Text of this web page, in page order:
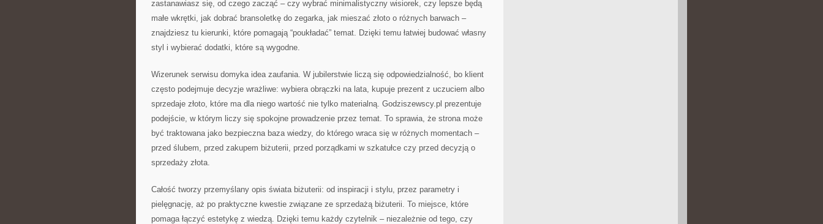
zastanawiasz się, od czego zacząć – czy wybrać minimalistyczny wisiorek, czy lepsze będą
małe wkrętki, jak dobrać bransoletkę do zegarka, jak mieszać złoto o różnych barwach –
znajdziesz tu kierunki, które pomagają “poukładać” temat. Dzięki temu łatwiej budować własny
styl i wybierać dodatki, które są wygodne.
Wizerunek serwisu domyka idea zaufania. W jubilerstwie liczą się odpowiedzialność, bo klient
często podejmuje decyzje wrażliwe: wybiera obrączki na lata, kupuje prezent z uczuciem albo
sprzedaje złoto, które ma dla niego wartość nie tylko materialną. Godziszewscy.pl prezentuje
podejście, w którym liczy się spokojne prowadzenie przez temat. To sprawia, że strona może
być traktowana jako bezpieczna baza wiedzy, do którego wraca się w różnych momentach –
przed ślubem, przed zakupem biżuterii, przed porządkami w szkatułce czy przed decyzją o
sprzedaży złota.
Całość tworzy przemyślany opis świata biżuterii: od inspiracji i stylu, przez parametry i
pielęgnację, aż po praktyczne kwestie związane ze sprzedażą biżuterii. To miejsce, które
pomaga łączyć estetykę z wiedzą. Dzięki temu każdy czytelnik – niezależnie od tego, czy